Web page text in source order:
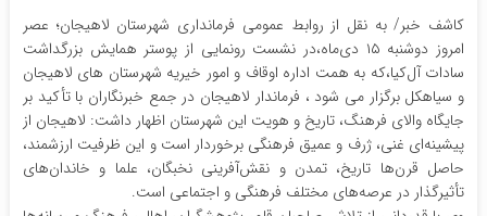
کاشف خبر/ به نقل از روابط عمومی فرمانداری شهرستان لاهیجان؛ عصر
امروز دوشنبه ۱۵ دی‌ماه،در نشست رونمایی از پوستر همایش بزرگداشت
سادات آل‌کیا،که به همت اداره اوقاف و امور خیریه شهرستان های لاهیجان
و سیاهکل برگزار می شود ، فرماندار لاهیجان در جمع خبرنگاران با تأکید بر
جایگاه والای فرهنگ، تاریخ و هویت این شهرستان اظهار داشت: لاهیجان از
پیشینه‌ای غنی، ژرف و عمیق فرهنگی برخوردار است و این ظرفیت ارزشمند،
حاصل قرن‌ها تاریخ، تمدن و نقش‌آفرینی نخبگان، علما و خاندان‌های
تأثیرگذار در عرصه‌های مختلف فرهنگی و اجتماعی است.